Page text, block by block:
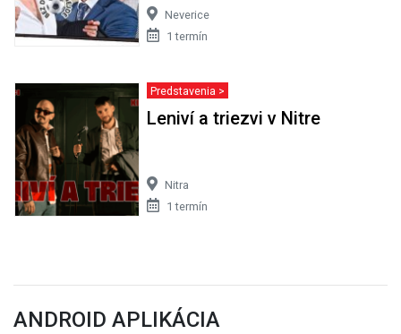
Neverice
1 termín
Predstavenia >
Leniví a triezvi v Nitre
Nitra
1 termín
ANDROID APLIKÁCIA